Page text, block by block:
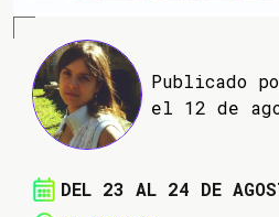
Publicado
el 12 de
DEL 23 AL 24 DE